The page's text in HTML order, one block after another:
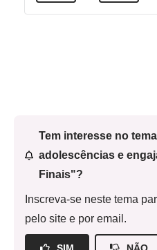
Tem interesse no
adolescências e
Finais"?
Inscreva-se neste tema
pelo site e por email.